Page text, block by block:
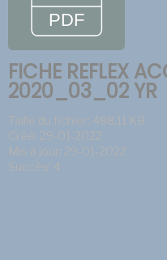
FICHE REFLEX
2020_03_02 YR
Taille du fichier: 488.11 KB
Créé: 29-01-2022
Mis à jour: 29-01-2022
Succès: 4